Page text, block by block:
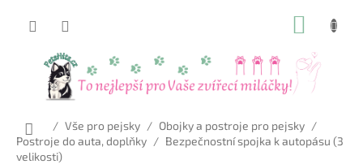
Domů
/ Vše pro pejsky / Obojky a postroje pro pejsky /
Postroje do auta, doplňky / Bezpečnostní spojka k autopásu (3
velikosti)